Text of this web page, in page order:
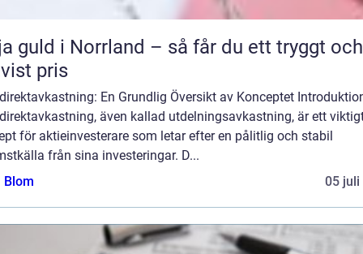
guld i Norrland – så får du ett tryggt och
pris
En Grundlig Översikt av Konceptet
även kallad utdelningsavkastning, är ett
för aktieinvesterare som letar efter en pålitlig och stabil
från sina investeringar. D...
Blom
05 juli